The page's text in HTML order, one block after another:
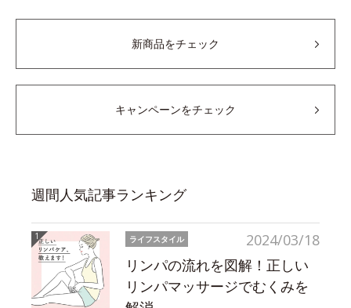
新商品をチェック
キャンペーンをチェック
週間人気記事ランキング
2024/03/18
ライフスタイル
リンパの流れを図解！正しい
リンパマッサージでむくみを